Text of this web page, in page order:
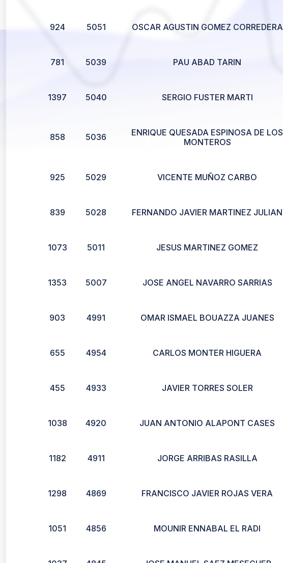
924 5051 OSCAR AGUSTIN GOMEZ CORREDERA
781 5039 PAU ABAD TARIN
1397 5040 SERGIO FUSTER MARTI
858 5036
ENRIQUE QUESADA ESPINOSA DE LOS
MONTEROS
925 5029 VICENTE MUÑOZ CARBO
839 5028 FERNANDO JAVIER MARTINEZ JULIAN
1073 5011 JESUS MARTINEZ GOMEZ
1353 5007 JOSE ANGEL NAVARRO SARRIAS
903 4991 OMAR ISMAEL BOUAZZA JUANES
655 4954 CARLOS MONTER HIGUERA
455 4933 JAVIER TORRES SOLER
1038 4920 JUAN ANTONIO ALAPONT CASES
1182 4911 JORGE ARRIBAS RASILLA
1298 4869 FRANCISCO JAVIER ROJAS VERA
1051 4856 MOUNIR ENNABAL EL RADI